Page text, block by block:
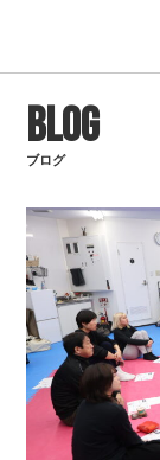
BLOG
ブログ